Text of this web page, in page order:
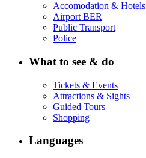
Accomodation & Hotels
Airport BER
Public Transport
Police
What to see & do
Tickets & Events
Attractions & Sights
Guided Tours
Shopping
Languages